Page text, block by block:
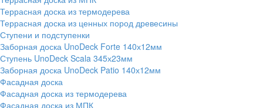
Террасная доска из термодерева
Террасная доска из ценных пород древесины
Ступени и подступенки
Заборная доска UnoDeck Forte 140х12мм
Ступень UnoDeck Scala 345х23мм
Заборная доска UnoDeck Patio 140х12мм
Фасадная доска
Фасадная доска из термодерева
Фасадная доска из МПК